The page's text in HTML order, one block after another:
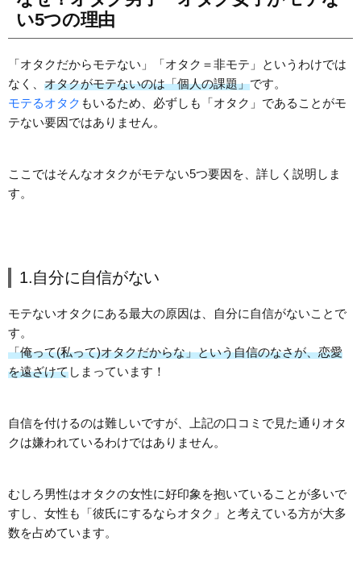
い5つの理由
「オタクだからモテない」「オタク＝非モテ」というわけでは
なく、 オタクがモテないのは「個人の課題」です。
モテるオタク もいるため、必ずしも「オタク」であることがモ
テない要因ではありません。
ここではそんなオタクがモテない5つ要因を、詳しく説明しま
す。
1.自分に自信がない
モテないオタクにある最大の原因は、自分に自信がないことで
す。
「俺って(私って)オタクだからな」という自信のなさが、恋愛
を遠ざけてしまっています！
自信を付けるのは難しいですが、上記の口コミで見た通りオタ
クは嫌われているわけではありません。
むしろ男性はオタクの女性に好印象を抱いていることが多いで
すし、女性も「彼氏にするならオタク」と考えている方が大多
数を占めています。